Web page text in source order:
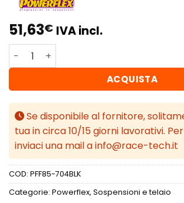
51,63€ IVA incl.
Powerflex Volkswagen Vento A5
ACQUISTA
Se disponibile al fornitore,
tua in circa 10/15 giorni lavorativi.
inviaci una mail a info@race-tech.it
COD: PFF85-704BLK
Categorie: Powerflex, Sospensioni e telaio